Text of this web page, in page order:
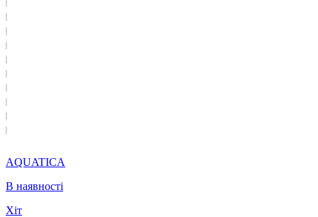
AQUATICA
В наявності
Хіт